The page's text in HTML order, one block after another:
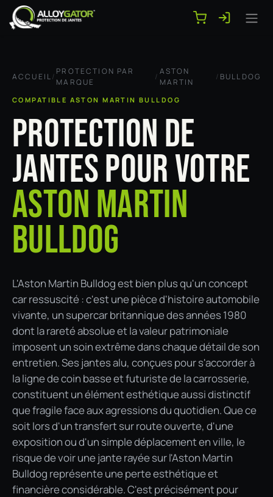
Se rendre au contenu
ACCUEIL/
PROTECTION PAR
MARQUE
/
ASTON
MARTIN
/ BULLDOG
COMPATIBLE ASTON MARTIN BULLDOG
PROTECTION DE
JANTES POUR VOTRE
ASTON MARTIN
BULLDOG
L'Aston Martin Bulldog est bien plus qu'un concept
car ressuscité : c'est une pièce d'histoire automobile
vivante, un supercar britannique des années 1980
dont la rareté absolue et la valeur patrimoniale
imposent un soin extrême dans chaque détail de son
entretien. Ses jantes alu, conçues pour s'accorder à
la ligne de coin basse et futuriste de la carrosserie,
constituent un élément esthétique aussi distinctif
que fragile face aux agressions du quotidien. Que ce
soit lors d'un transfert sur route ouverte, d'une
exposition ou d'un simple déplacement en ville, le
risque de voir une jante rayée sur l'Aston Martin
Bulldog représente une perte esthétique et
financière considérable. C'est précisément pour